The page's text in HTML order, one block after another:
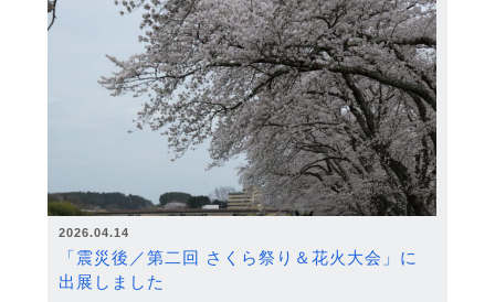
2026.04.14
「震災後／第二回 さくら祭り＆花火大会」に
出展しました